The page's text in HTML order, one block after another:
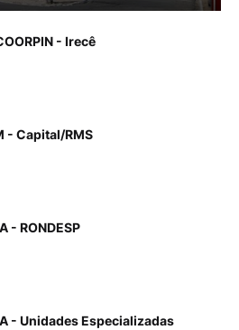
- Irecê
- Capital/RMS
- RONDESP
- Unidades Especializadas